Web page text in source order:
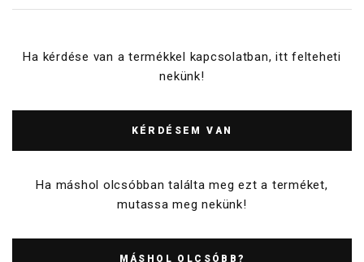
Ha kérdése van a termékkel kapcsolatban, itt felteheti
nekünk!
KÉRDÉSEM VAN
Ha máshol olcsóbban találta meg ezt a terméket,
mutassa meg nekünk!
MÁSHOL OLCSÓBB?